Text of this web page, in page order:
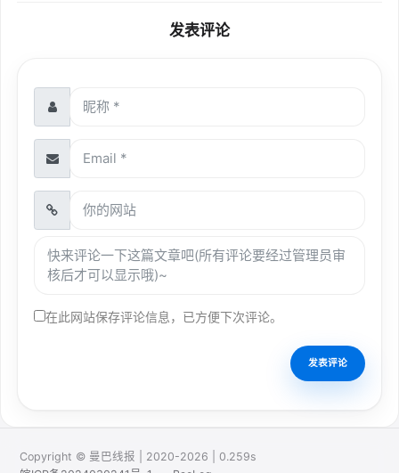
发表评论
在此网站保存评论信息，已方便下次评论。
Copyright © 曼巴线报 | 2020-2026 | 0.259s